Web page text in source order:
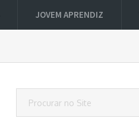
JOVEM APRENDIZ